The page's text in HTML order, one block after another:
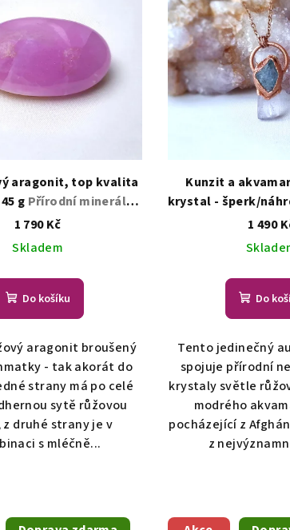
aragonit, top kvalita
g Přírodní minerály,
krystaly
1 790 Kč
Skladem
Do košíku
aragonit broušený
- tak akorát do
strany má po celé
sytě růžovou
z druhé strany je v
s mléčně...
Kunzit a
krystal - šperk/
S PŘÍRODNÍMI
1 490
Do
Tento jedinečný
spojuje přírodní
krystaly světle
modrého
pocházející z
z